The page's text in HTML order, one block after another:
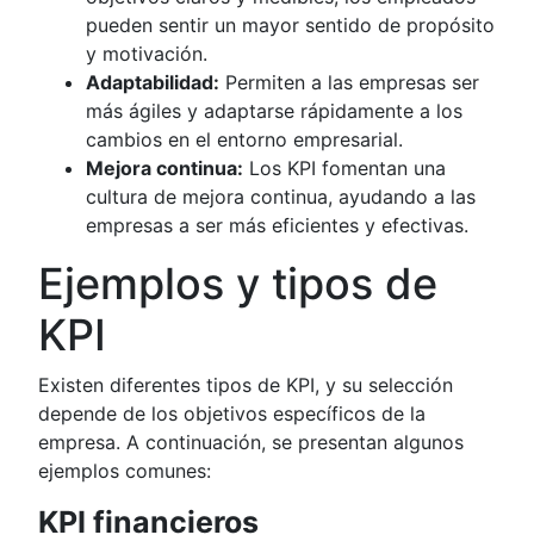
pueden sentir un mayor sentido de propósito
y motivación.
Adaptabilidad: Permiten a las empresas ser
más ágiles y adaptarse rápidamente a los
cambios en el entorno empresarial.
Mejora continua: Los KPI fomentan una
cultura de mejora continua, ayudando a las
empresas a ser más eficientes y efectivas.
Ejemplos y tipos de
KPI
Existen diferentes tipos de KPI, y su selección
depende de los objetivos específicos de la
empresa. A continuación, se presentan algunos
ejemplos comunes:
KPI financieros